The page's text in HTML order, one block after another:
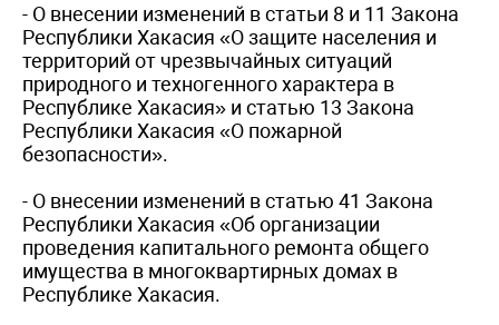
- О внесении изменений в статьи 8 и 11 Закона
Республики Хакасия «О защите населения и
территорий от чрезвычайных ситуаций
природного и техногенного характера в
Республике Хакасия» и статью 13 Закона
Республики Хакасия «О пожарной
безопасности».
- О внесении изменений в статью 41 Закона
Республики Хакасия «Об организации
проведения капитального ремонта общего
имущества в многоквартирных домах в
Республике Хакасия.